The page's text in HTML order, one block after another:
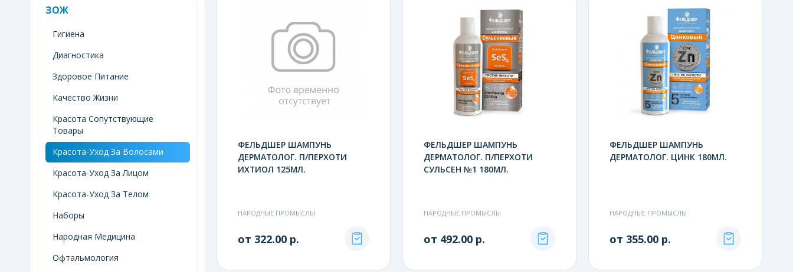
ЗОЖ
Гигиена
Диагностика
Здоровое Питание
Качество Жизни
Красота Сопутствующие
Товары
Красота-Уход За Волосами
Красота-Уход За Лицом
Красота-Уход За Телом
Наборы
Народная Медицина
Офтальмология
ФЕЛЬДШЕР ШАМПУНЬ
ДЕРМАТОЛОГ. П/ПЕРХОТИ
ИХТИОЛ 125МЛ.
НАРОДНЫЕ ПРОМЫСЛЫ
от 322.00 р.
ФЕЛЬДШЕР ШАМПУНЬ
ДЕРМАТОЛОГ. П/ПЕРХОТИ
СУЛЬСЕН №1 180МЛ.
НАРОДНЫЕ ПРОМЫСЛЫ
от 492.00 р.
ФЕЛЬДШЕР ШАМПУНЬ
ДЕРМАТОЛОГ. ЦИНК 180МЛ.
НАРОДНЫЕ ПРОМЫСЛЫ
от 355.00 р.